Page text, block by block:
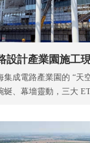
設計產業園施工
集成電路產業園的 “天
蜒、幕墻靈動，三大